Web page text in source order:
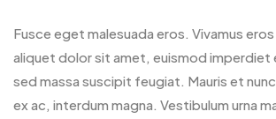
Fusce eget malesuada eros. Vivamus
aliquet dolor sit amet, euismod imperdiet
sed massa suscipit feugiat. Mauris et
ex ac, interdum magna. Vestibulum urna